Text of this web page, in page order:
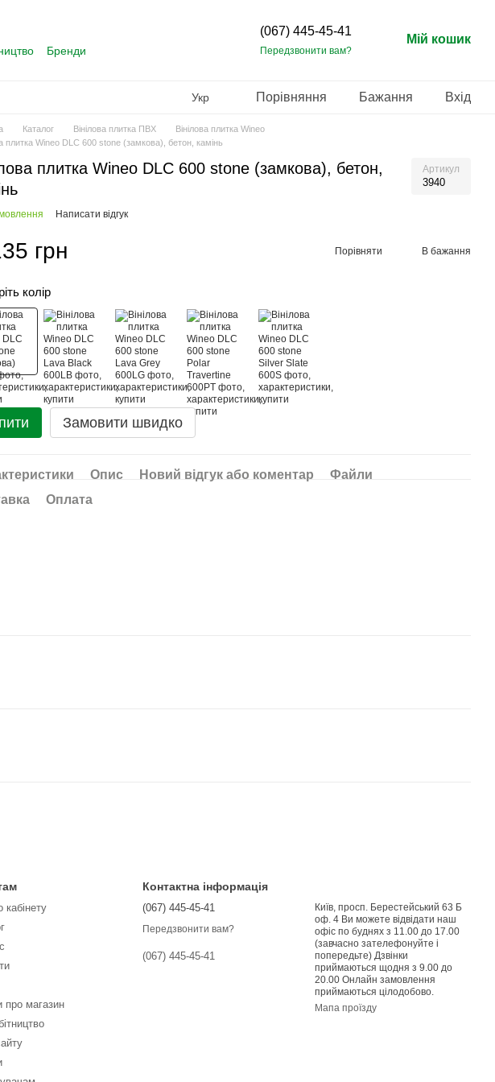
Бренди
(067) 445-45-41
Передзвонити вам?
Мій кошик
Укр Порівняння Бажання Вхід
Каталог Вінілова плитка ПВХ
Вінілова плитка Wineo
плитка Wineo DLC 600 stone (замкова), бетон, камінь
плитка Wineo DLC 600 stone (замкова), бетон,
Артикул
3940
Написати відгук
грн Порівняти В бажання
колір
Замовити швидко
Опис Новий відгук або коментар
Файли
Оплата
кабінету
про магазин
Контактна інформація
(067) 445-45-41
Передзвонити вам?
(067) 445-45-41
Київ, просп. Берестейський 63 Б
оф. 4 Ви можете відвідати наш
офіс по буднях з 11.00 до 17.00
(завчасно зателефонуйте і
попередьте) Дзвінки
приймаються щодня з 9.00 до
20.00 Онлайн замовлення
приймаються цілодобово.
Мапа проїзду